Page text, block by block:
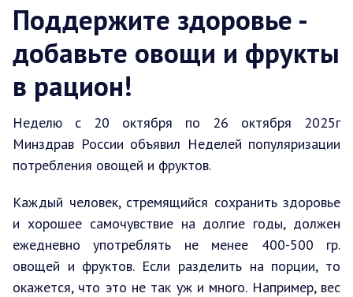
Поддержите здоровье -
добавьте овощи и фрукты
в рацион!
Неделю с 20 октября по 26 октября 2025г
Минздрав России объявил Неделей популяризации
потребления овощей и фруктов.
Каждый человек, стремящийся сохранить здоровье
и хорошее самочувствие на долгие годы, должен
ежедневно употреблять не менее 400-500 гр.
овощей и фруктов. Если разделить на порции, то
окажется, что это не так уж и много. Например, вес